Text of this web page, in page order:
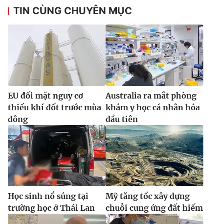
TIN CÙNG CHUYÊN MỤC
EU đối mặt nguy cơ
thiếu khí đốt trước mùa
đông
Australia ra mắt phòng
khám y học cá nhân hóa
đầu tiên
Học sinh nổ súng tại
trường học ở Thái Lan
Mỹ tăng tốc xây dựng
chuỗi cung ứng đất hiếm